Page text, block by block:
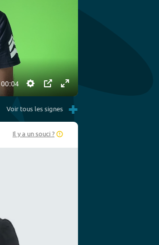
00:04
Settings
PIP Enter
fullscreen
Voir tous les signes +
Il y a un souci ?